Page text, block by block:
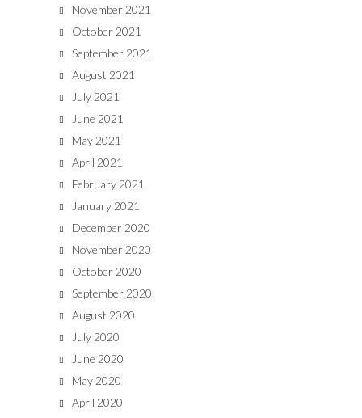
November 2021
October 2021
September 2021
August 2021
July 2021
June 2021
May 2021
April 2021
February 2021
January 2021
December 2020
November 2020
October 2020
September 2020
August 2020
July 2020
June 2020
May 2020
April 2020